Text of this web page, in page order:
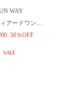
WAY
アードワン…
50％OFF
SALE